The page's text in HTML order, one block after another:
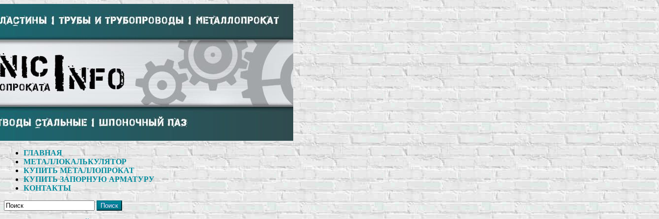
ГЛАВНАЯ
МЕТАЛЛОКАЛЬКУЛЯТОР
КУПИТЬ МЕТАЛЛОПРОКАТ
КУПИТЬ ЗАПОРНУЮ АРМАТУРУ
КОНТАКТЫ
Поиск